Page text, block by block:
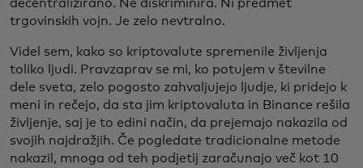
decentralizirano. Ne diskriminira. Ni predmet
trgovinskih vojn. Je zelo nevtralno.
Videl sem, kako so kriptovalute spremenile življenja
toliko ljudi. Pravzaprav se mi, ko potujem v številne
dele sveta, zelo pogosto zahvaljujejo ljudje, ki pridejo k
meni in rečejo, da sta jim kriptovaluta in Binance rešila
življenje, saj je to edini način, da prejemajo nakazila od
svojih najdražjih. Če pogledate tradicionalne metode
nakazil, mnoga od teh podjetij zaračunajo več kot 10